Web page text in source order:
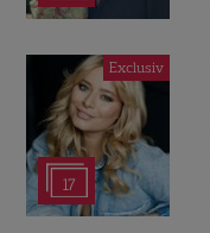
Exclusiv
17